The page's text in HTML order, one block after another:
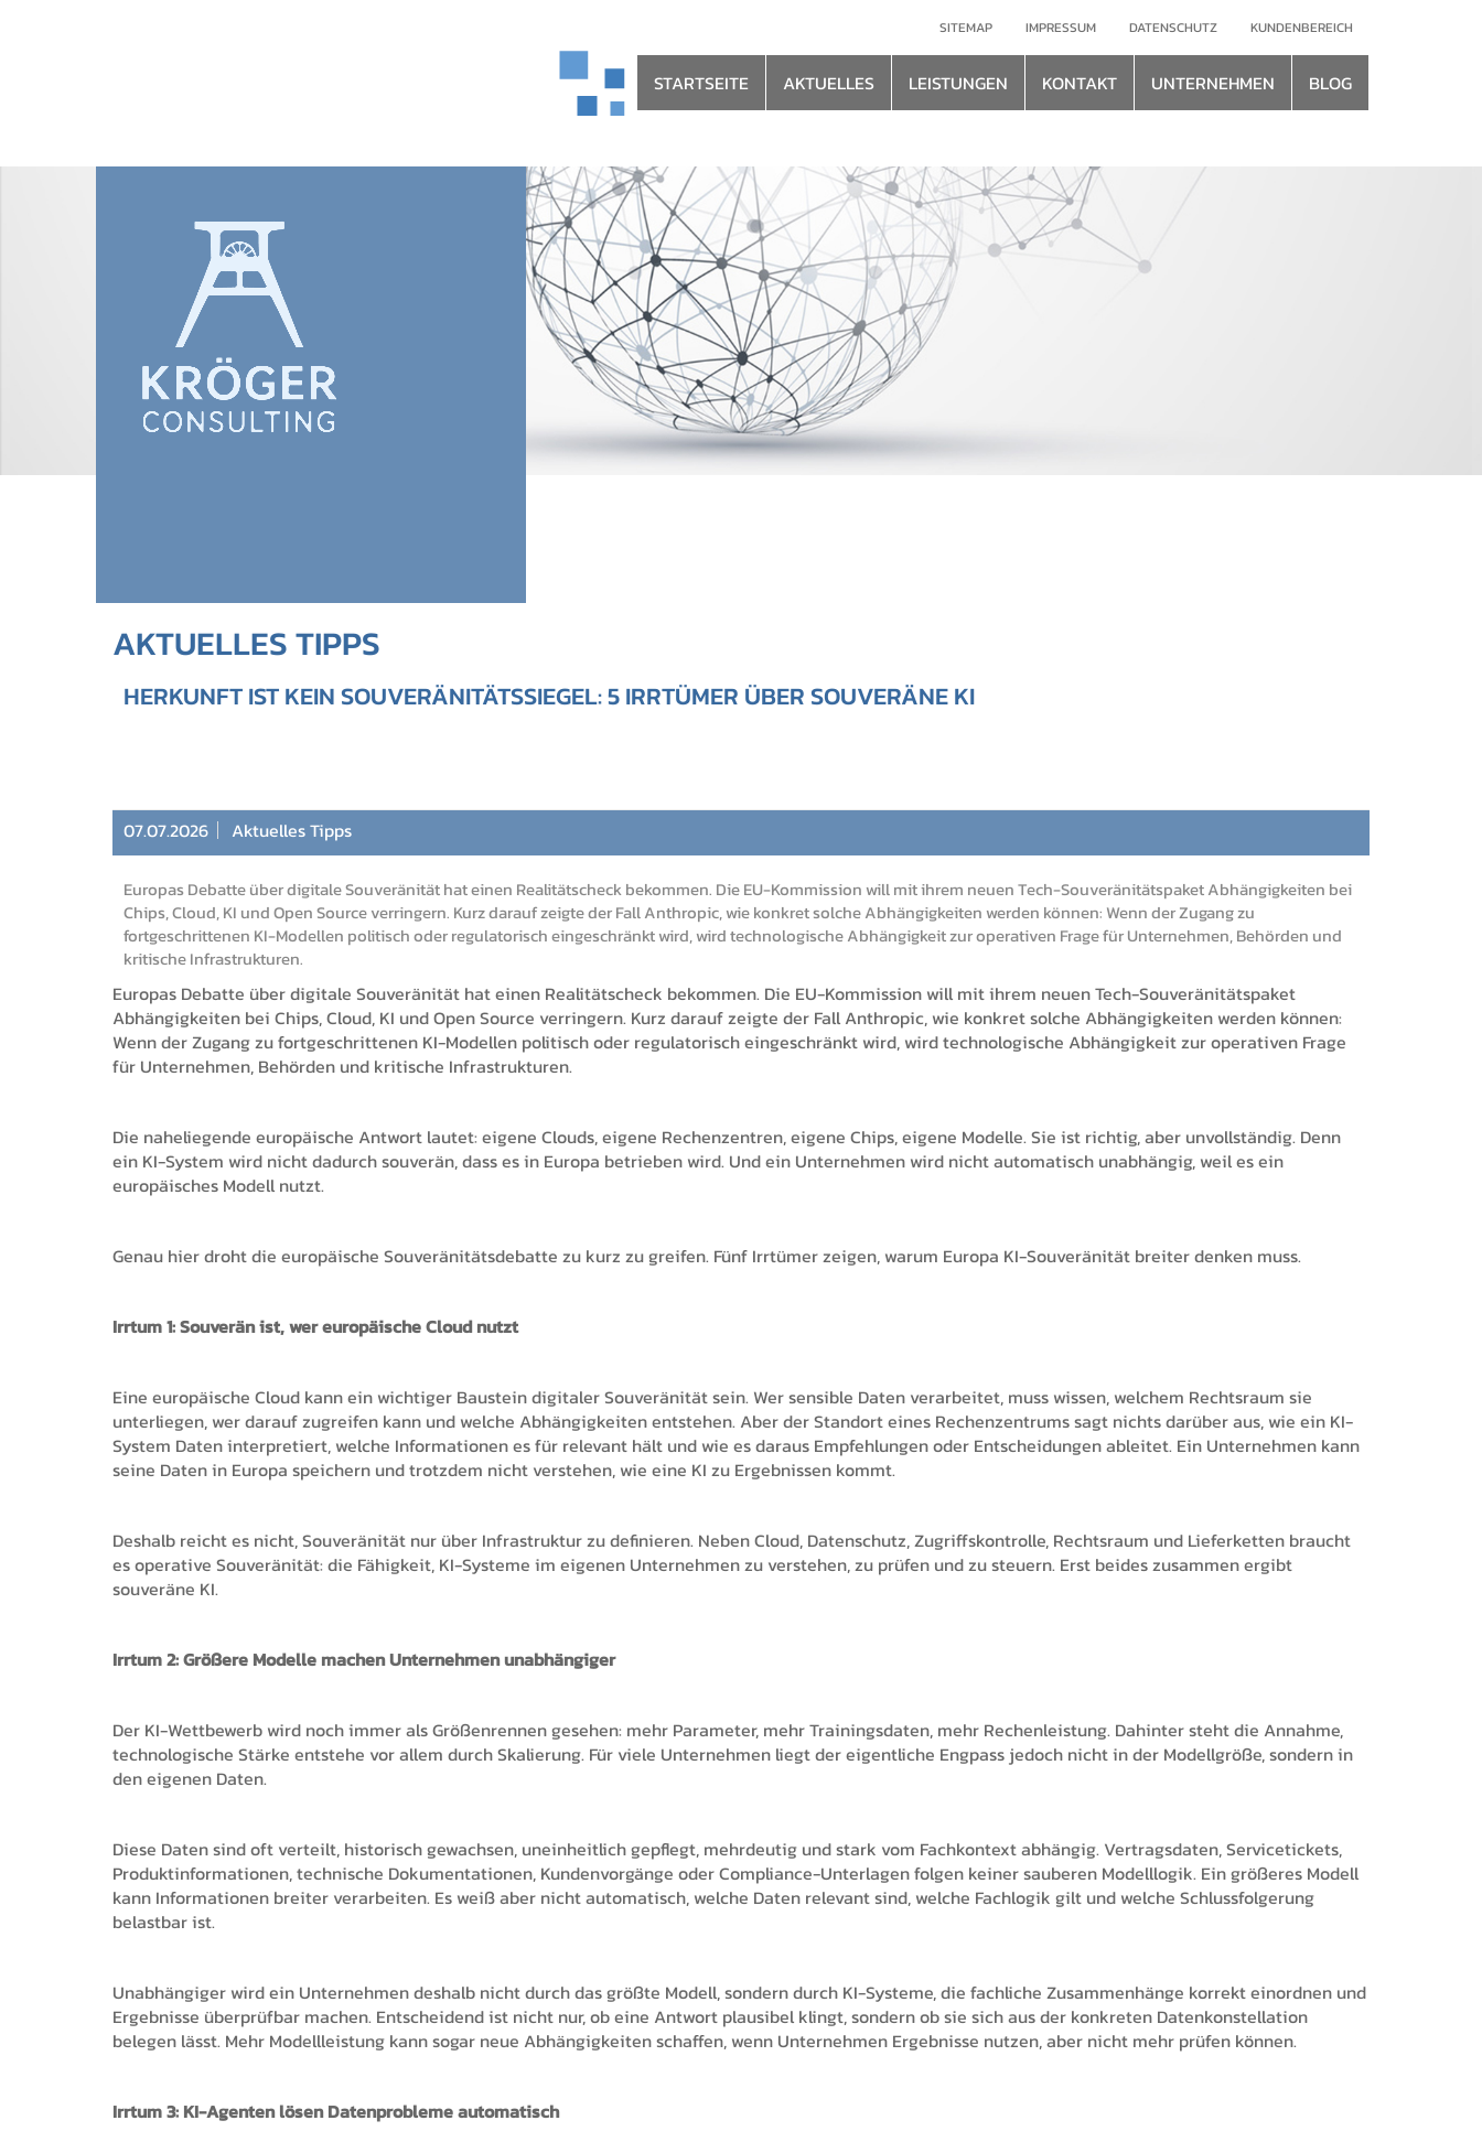
SITEMAP IMPRESSUM DATENSCHUTZ KUNDENBEREICH
STARTSEITE AKTUELLES LEISTUNGEN KONTAKT UNTERNEHMEN BLOG
AKTUELLES TIPPS
HERKUNFT IST KEIN SOUVERÄNITÄTSSIEGEL: 5 IRRTÜMER ÜBER SOUVERÄNE KI
07.07.2026 Aktuelles Tipps
Europas Debatte über digitale Souveränität hat einen Realitätscheck bekommen. Die EU-Kommission will mit ihrem neuen Tech-Souveränitätspaket Abhängigkeiten bei
Chips, Cloud, KI und Open Source verringern. Kurz darauf zeigte der Fall Anthropic, wie konkret solche Abhängigkeiten werden können: Wenn der Zugang zu
fortgeschrittenen KI-Modellen politisch oder regulatorisch eingeschränkt wird, wird technologische Abhängigkeit zur operativen Frage für Unternehmen, Behörden und
kritische Infrastrukturen.
Europas Debatte über digitale Souveränität hat einen Realitätscheck bekommen. Die EU-Kommission will mit ihrem neuen Tech-Souveränitätspaket
Abhängigkeiten bei Chips, Cloud, KI und Open Source verringern. Kurz darauf zeigte der Fall Anthropic, wie konkret solche Abhängigkeiten werden können:
Wenn der Zugang zu fortgeschrittenen KI-Modellen politisch oder regulatorisch eingeschränkt wird, wird technologische Abhängigkeit zur operativen Frage
für Unternehmen, Behörden und kritische Infrastrukturen.
Die naheliegende europäische Antwort lautet: eigene Clouds, eigene Rechenzentren, eigene Chips, eigene Modelle. Sie ist richtig, aber unvollständig. Denn
ein KI-System wird nicht dadurch souverän, dass es in Europa betrieben wird. Und ein Unternehmen wird nicht automatisch unabhängig, weil es ein
europäisches Modell nutzt.
Genau hier droht die europäische Souveränitätsdebatte zu kurz zu greifen. Fünf Irrtümer zeigen, warum Europa KI-Souveränität breiter denken muss.
Irrtum 1: Souverän ist, wer europäische Cloud nutzt
Eine europäische Cloud kann ein wichtiger Baustein digitaler Souveränität sein. Wer sensible Daten verarbeitet, muss wissen, welchem Rechtsraum sie
unterliegen, wer darauf zugreifen kann und welche Abhängigkeiten entstehen. Aber der Standort eines Rechenzentrums sagt nichts darüber aus, wie ein KI-
System Daten interpretiert, welche Informationen es für relevant hält und wie es daraus Empfehlungen oder Entscheidungen ableitet. Ein Unternehmen kann
seine Daten in Europa speichern und trotzdem nicht verstehen, wie eine KI zu Ergebnissen kommt.
Deshalb reicht es nicht, Souveränität nur über Infrastruktur zu definieren. Neben Cloud, Datenschutz, Zugriffskontrolle, Rechtsraum und Lieferketten braucht
es operative Souveränität: die Fähigkeit, KI-Systeme im eigenen Unternehmen zu verstehen, zu prüfen und zu steuern. Erst beides zusammen ergibt
souveräne KI.
Irrtum 2: Größere Modelle machen Unternehmen unabhängiger
Der KI-Wettbewerb wird noch immer als Größenrennen gesehen: mehr Parameter, mehr Trainingsdaten, mehr Rechenleistung. Dahinter steht die Annahme,
technologische Stärke entstehe vor allem durch Skalierung. Für viele Unternehmen liegt der eigentliche Engpass jedoch nicht in der Modellgröße, sondern in
den eigenen Daten.
Diese Daten sind oft verteilt, historisch gewachsen, uneinheitlich gepflegt, mehrdeutig und stark vom Fachkontext abhängig. Vertragsdaten, Servicetickets,
Produktinformationen, technische Dokumentationen, Kundenvorgänge oder Compliance-Unterlagen folgen keiner sauberen Modelllogik. Ein größeres Modell
kann Informationen breiter verarbeiten. Es weiß aber nicht automatisch, welche Daten relevant sind, welche Fachlogik gilt und welche Schlussfolgerung
belastbar ist.
Unabhängiger wird ein Unternehmen deshalb nicht durch das größte Modell, sondern durch KI-Systeme, die fachliche Zusammenhänge korrekt einordnen und
Ergebnisse überprüfbar machen. Entscheidend ist nicht nur, ob eine Antwort plausibel klingt, sondern ob sie sich aus der konkreten Datenkonstellation
belegen lässt. Mehr Modellleistung kann sogar neue Abhängigkeiten schaffen, wenn Unternehmen Ergebnisse nutzen, aber nicht mehr prüfen können.
Irrtum 3: KI-Agenten lösen Datenprobleme automatisch